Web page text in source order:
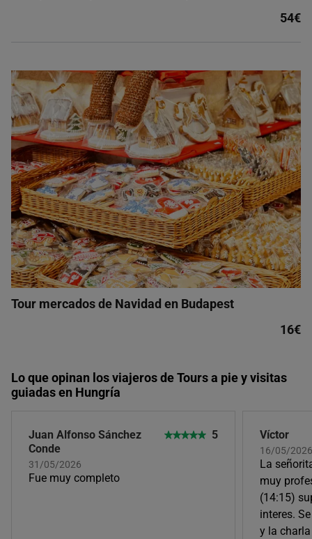
54€
Tour mercados de Navidad en Budapest
16€
Lo que opinan los viajeros de Tours a pie y visitas
guiadas en Hungría
Juan Alfonso Sánchez
Conde
31/05/2026
5
Fue muy completo
Víctor
16/05/2026
La
muy
(14:15)
interes.
y la